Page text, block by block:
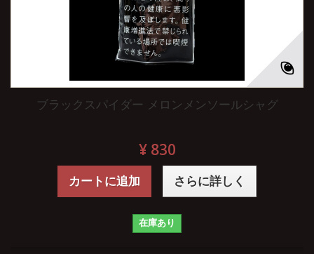
ブラックスパイダー メロンメンソールシャグ
¥ 830
カートに追加 さらに詳しく
在庫あり